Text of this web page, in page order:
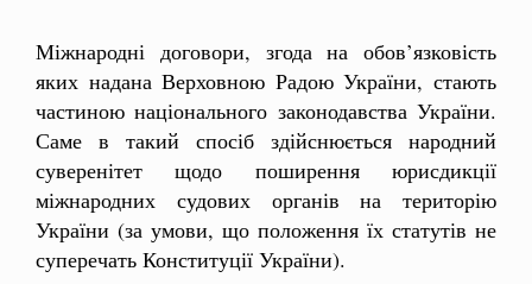
Міжнародні договори, згода на обов’язковість
яких надана Верховною Радою України, стають
частиною національного законодавства України.
Саме в такий спосіб здійснюється народний
суверенітет щодо поширення юрисдикції
міжнародних судових органів на територію
України (за умови, що положення їх статутів не
суперечать Конституції України).